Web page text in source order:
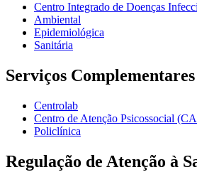
Centro Integrado de Doenças
Ambiental
Epidemiológica
Sanitária
Serviços Complementares
Centrolab
Centro de Atenção Psicossocial
Policlínica
Regulação de Atenção à